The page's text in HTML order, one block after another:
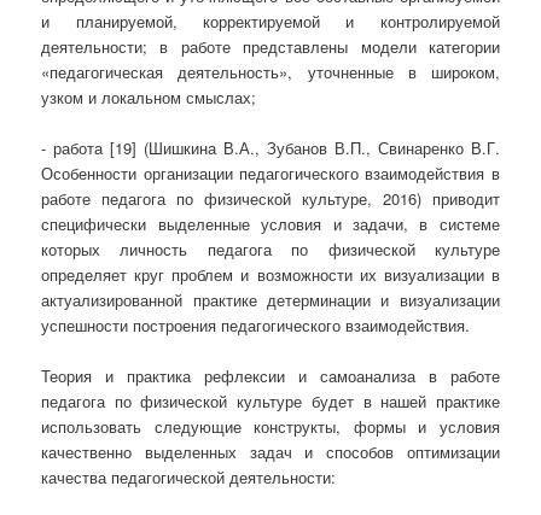
и планируемой, корректируемой и контролируемой
деятельности; в работе представлены модели категории
«педагогическая деятельность», уточненные в широком,
узком и локальном смыслах;
- работа [19] (Шишкина В.А., Зубанов В.П., Свинаренко В.Г.
Особенности организации педагогического взаимодействия в
работе педагога по физической культуре, 2016) приводит
специфически выделенные условия и задачи, в системе
которых личность педагога по физической культуре
определяет круг проблем и возможности их визуализации в
актуализированной практике детерминации и визуализации
успешности построения педагогического взаимодействия.
Теория и практика рефлексии и самоанализа в работе
педагога по физической культуре будет в нашей практике
использовать следующие конструкты, формы и условия
качественно выделенных задач и способов оптимизации
качества педагогической деятельности: